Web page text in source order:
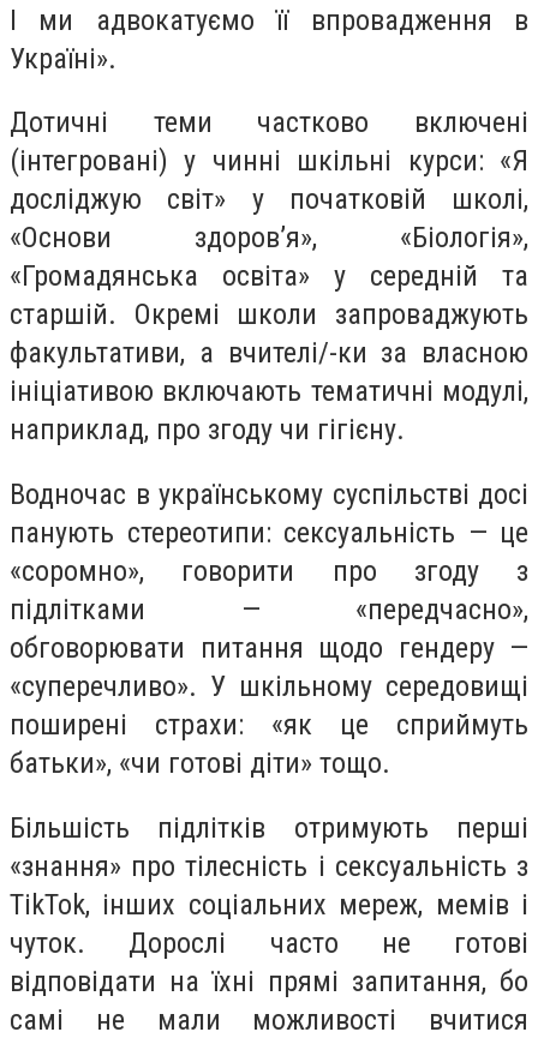
І ми адвокатуємо її впровадження в
Україні».
Дотичні теми частково включені
(інтегровані) у чинні шкільні курси: «Я
досліджую світ» у початковій школі,
«Основи здоров’я», «Біологія»,
«Громадянська освіта» у середній та
старшій. Окремі школи запроваджують
факультативи, а вчителі/-ки за власною
ініціативою включають тематичні модулі,
наприклад, про згоду чи гігієну.
Водночас в українському суспільстві досі
панують стереотипи: сексуальність — це
«соромно», говорити про згоду з
підлітками — «передчасно»,
обговорювати питання щодо гендеру —
«суперечливо». У шкільному середовищі
поширені страхи: «як це сприймуть
батьки», «чи готові діти» тощо.
Більшість підлітків отримують перші
«знання» про тілесність і сексуальність з
TikTok, інших соціальних мереж, мемів і
чуток. Дорослі часто не готові
відповідати на їхні прямі запитання, бо
самі не мали можливості вчитися